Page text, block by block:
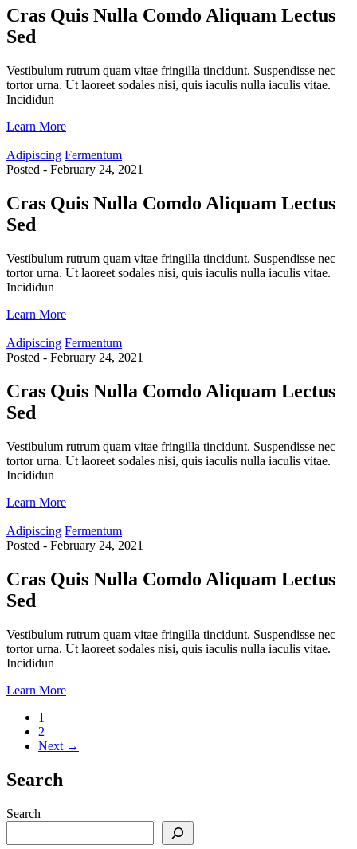
Cras Quis Nulla Comdo Aliquam Lectus
Sed
Vestibulum rutrum quam vitae fringilla tincidunt. Suspendisse nec
tortor urna. Ut laoreet sodales nisi, quis iaculis nulla iaculis vitae.
Incididun
Learn More
Adipiscing Fermentum
Posted - February 24, 2021
Cras Quis Nulla Comdo Aliquam Lectus
Sed
Vestibulum rutrum quam vitae fringilla tincidunt. Suspendisse nec
tortor urna. Ut laoreet sodales nisi, quis iaculis nulla iaculis vitae.
Incididun
Learn More
Adipiscing Fermentum
Posted - February 24, 2021
Cras Quis Nulla Comdo Aliquam Lectus
Sed
Vestibulum rutrum quam vitae fringilla tincidunt. Suspendisse nec
tortor urna. Ut laoreet sodales nisi, quis iaculis nulla iaculis vitae.
Incididun
Learn More
Adipiscing Fermentum
Posted - February 24, 2021
Cras Quis Nulla Comdo Aliquam Lectus
Sed
Vestibulum rutrum quam vitae fringilla tincidunt. Suspendisse nec
tortor urna. Ut laoreet sodales nisi, quis iaculis nulla iaculis vitae.
Incididun
Learn More
1
2
Next →
Search
Search